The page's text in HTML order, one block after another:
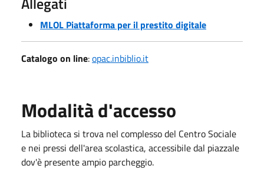
MLOL Piattaforma per il prestito digitale
Catalogo on line:opac.inbiblio.it
Modalità d'accesso
La biblioteca si trova nel complesso del Centro Sociale
e nei pressi dell'area scolastica, accessibile dal piazzale
dov'è presente ampio parcheggio.